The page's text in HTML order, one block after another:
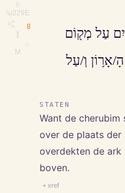
⎘
\u229E
M
8
עַל מְק֖וֹם
אָר֥וֹן וְ/עַל
STATEN
Want de cherubim
over de plaats der
overdekten de ark
boven.
+ xref